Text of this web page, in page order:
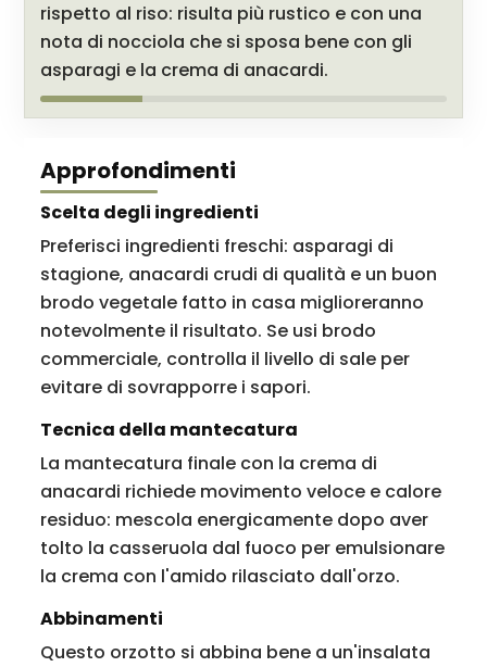
rispetto al riso: risulta più rustico e con una
nota di nocciola che si sposa bene con gli
asparagi e la crema di anacardi.
Approfondimenti
Scelta degli ingredienti
Preferisci ingredienti freschi: asparagi di
stagione, anacardi crudi di qualità e un buon
brodo vegetale fatto in casa miglioreranno
notevolmente il risultato. Se usi brodo
commerciale, controlla il livello di sale per
evitare di sovrapporre i sapori.
Tecnica della mantecatura
La mantecatura finale con la crema di
anacardi richiede movimento veloce e calore
residuo: mescola energicamente dopo aver
tolto la casseruola dal fuoco per emulsionare
la crema con l'amido rilasciato dall'orzo.
Abbinamenti
Questo orzotto si abbina bene a un'insalata